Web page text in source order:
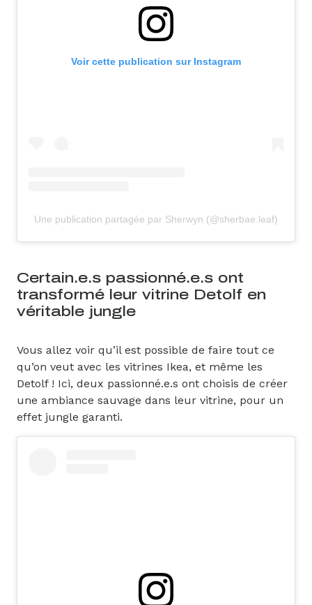
Voir cette publication sur Instagram
Une publication partagée par Sherwyn (@sherbae.leaf)
Certain.e.s passionné.e.s ont
transformé leur vitrine Detolf en
véritable jungle
Vous allez voir qu’il est possible de faire tout ce
qu’on veut avec les vitrines Ikea, et même les
Detolf ! Ici, deux passionné.e.s ont choisis de créer
une ambiance sauvage dans leur vitrine, pour un
effet jungle garanti.